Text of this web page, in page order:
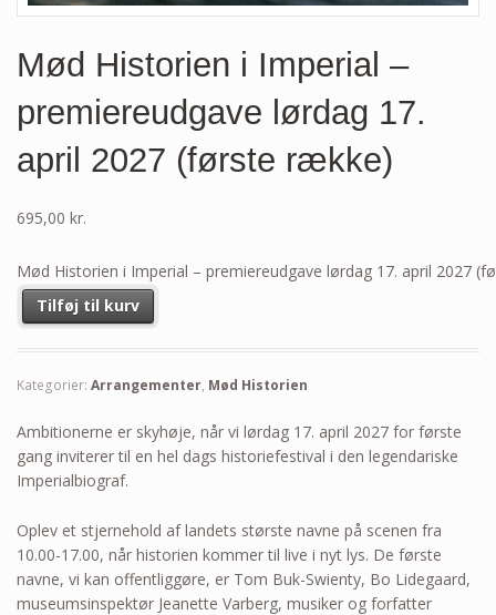
Mød Historien i Imperial –
premiereudgave lørdag 17.
april 2027 (første række)
695,00 kr.
Mød Historien i Imperial – premiereudgave lørdag 17. april 2027
Tilføj til kurv
Kategorier: Arrangementer, Mød Historien
Ambitionerne er skyhøje, når vi lørdag 17. april 2027 for første
gang inviterer til en hel dags historiefestival i den legendariske
Imperialbiograf.
Oplev et stjernehold af landets største navne på scenen fra
10.00-17.00, når historien kommer til live i nyt lys. De første
navne, vi kan offentliggøre, er Tom Buk-Swienty, Bo Lidegaard,
museumsinspektør Jeanette Varberg, musiker og forfatter